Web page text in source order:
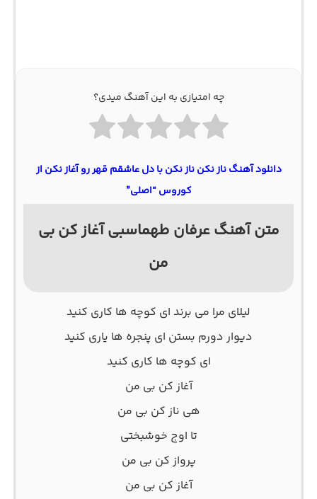
چه امتیازی به این آهنگ میدی؟
دانلود آهنگ ناز نکن ناز نکن با دل عاشقم قهر رو آغاز نکن از
کوروس “اصلی”
متن آهنگ عرفان طهماسبی آغاز کن بی
من
لیلای مرا می برند ای کوچه ها کاری کنید
دیوار دورم بستن ای پنجره ها یاری کنید
ای کوچه ها کاری کنید
آغاز کن بی من
هی ناز کن بی من
تا اوج خوشبختی
پرواز کن بی من
آغاز کن بی من